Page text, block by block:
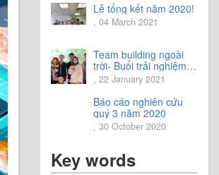
Lễ tổng kết năm 2020!
, 04 March 2021
Team building ngoài
trời- Buổi trải nghiệm
tuyệt vời.
, 22 January 2021
Báo cáo nghiên cứu
quý 3 năm 2020
, 30 October 2020
Key words